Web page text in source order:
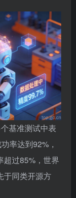
基准测试中表
率达到92%，
超过85%，世界
于同类开源方